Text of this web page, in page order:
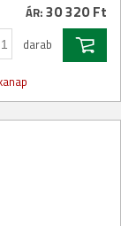
ÁR: 30 320 Ft
darab